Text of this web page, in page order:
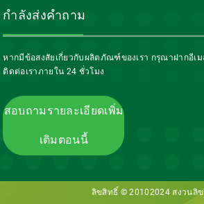
กำลังส่งคำถาม
หากมีข้อสงสัยเกี่ยวกับผลิตภัณฑ์ของเรา กรุณาฝากอีเ
ติดต่อเราภายใน 24 ชั่วโมง
สอบถามรายละเอียดเพิ่ม
เติมตอนนี้
ลิขสิทธิ์ © 20102024 สงวนลิ